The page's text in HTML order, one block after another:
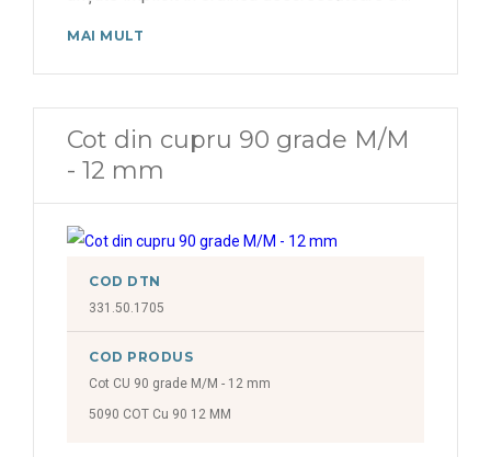
MAI MULT
Cot din cupru 90 grade M/M
- 12 mm
COD DTN
331.50.1705
COD PRODUS
Cot CU 90 grade M/M - 12 mm
5090 COT Cu 90 12 MM